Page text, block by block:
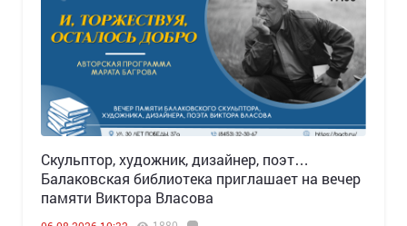
Скульптор, художник, дизайнер, поэт…
Балаковская библиотека приглашает на вечер
памяти Виктора Власова